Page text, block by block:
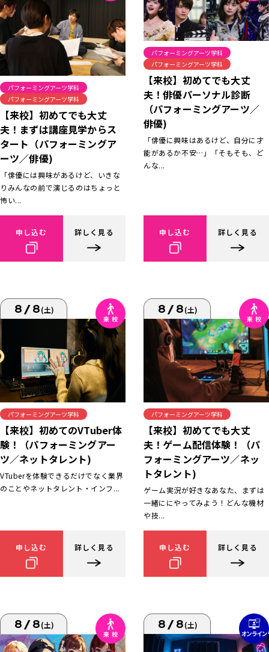
パフォーミングアーツ学科
パフォーミングアーツ学科
【来校】初めてでも大丈
夫！まずは講座見学からス
タート（パフォーミングア
ーツ／俳優)
「俳優には興味があるけど、いきな
りみんなの前で演じるのはちょっと
怖い...
申し込む 詳しく見る
パフォーミングアーツ学科
パフォーミングアーツ学科
【来校】初めてでも大丈
夫！俳優パーソナル診断
（パフォーミングアーツ／
俳優)
「俳優に興味はあるけど、自分に才
能があるか不安…」「そもそも、ど
んな...
申し込む 詳しく見る
8/8(土)
パフォーミングアーツ学科
【来校】初めてのVTuber体
験！（パフォーミングアー
ツ／ネットタレント)
VTuberを体験できるだけでなく業界
のことやネットタレント・インフ...
申し込む 詳しく見る
8/8(土)
パフォーミングアーツ学科
【来校】初めてでも大丈
夫！ゲーム配信体験！（パ
フォーミングアーツ／ネッ
トタレント)
ゲーム実況が好きなあなた、まずは
一緒ににやってみよう！どんな機材
や技...
申し込む 詳しく見る
8/8(土) 8/8(土)